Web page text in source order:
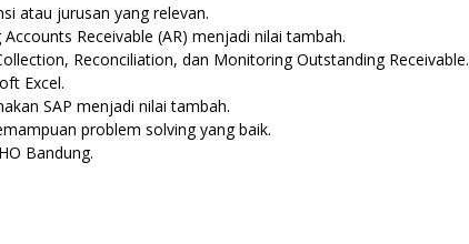
atau jurusan yang relevan.
Receivable (AR) menjadi nilai tambah.
Reconciliation, dan Monitoring Outstanding Receivable.
Excel.
SAP menjadi nilai tambah.
problem solving yang baik.
Bandung.